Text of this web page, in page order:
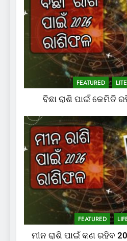
FEATURED
ବିଛା ରାଶି ପାଇଁ କେମିତି
FEATURED
ମୀନ ରାଶି ପାଇଁ କଣ ରହିବ